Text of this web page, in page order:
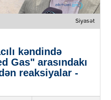
Siyasət
kəndində
Gas" arasındakı
reaksiyalar -